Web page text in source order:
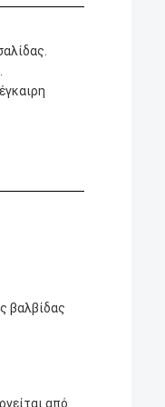
βαλβίδας
από